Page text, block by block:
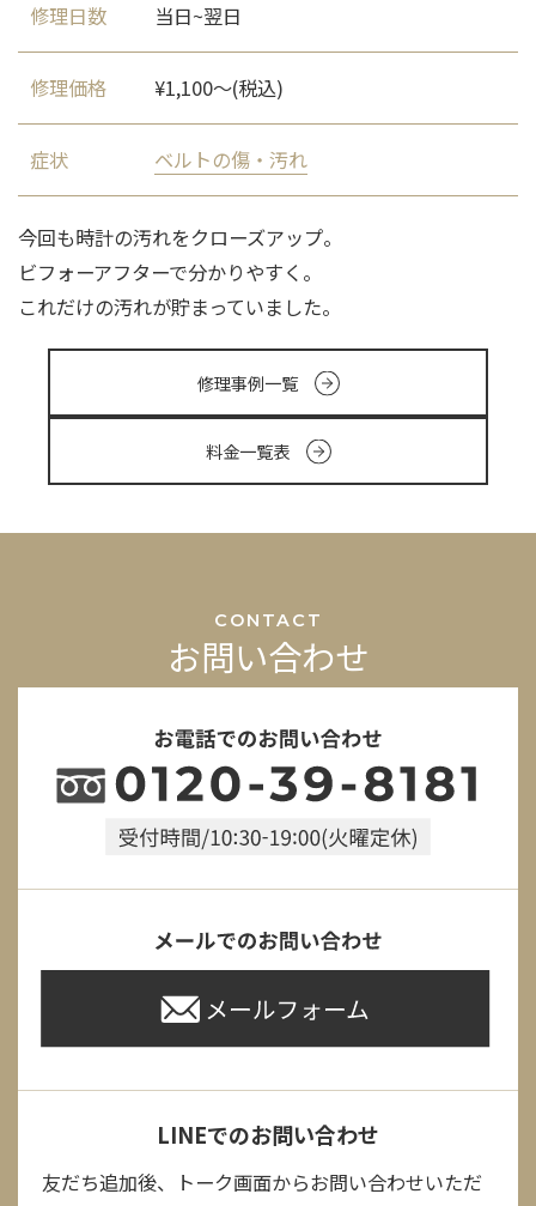
修理日数 当日~翌日
修理価格 ¥1,100〜(税込)
症状 ベルトの傷・汚れ
今回も時計の汚れをクローズアップ。
ビフォーアフターで分かりやすく。
これだけの汚れが貯まっていました。
修理事例一覧
料金一覧表
CONTACT
お問い合わせ
LINEでのお問い合わせ
友だち追加後、トーク画面からお問い合わせいただ